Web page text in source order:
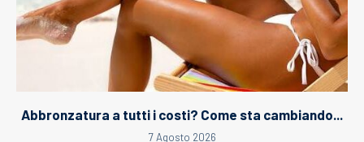
Abbronzatura a tutti i costi? Come sta cambiando...
7 Agosto 2026